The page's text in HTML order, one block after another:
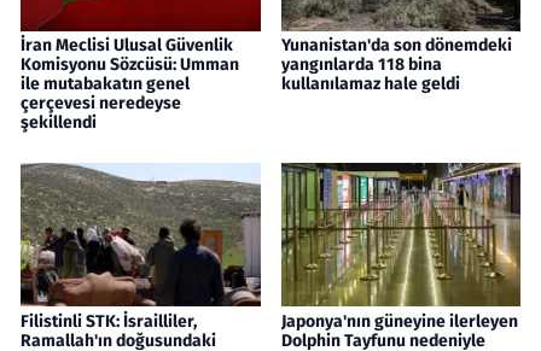
İran Meclisi Ulusal Güvenlik
Komisyonu Sözcüsü: Umman
ile mutabakatın genel
çerçevesi neredeyse
şekillendi
Yunanistan'da son dönemdeki
yangınlarda 118 bina
kullanılamaz hale geldi
Filistinli STK: İsrailliler,
Ramallah'ın doğusundaki
Japonya'nın güneyine ilerleyen
Dolphin Tayfunu nedeniyle